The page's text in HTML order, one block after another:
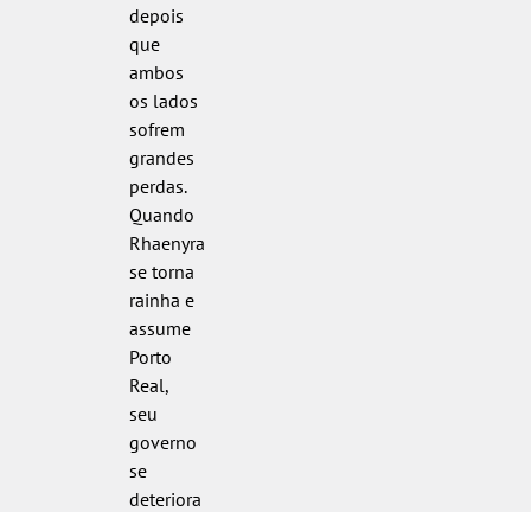
depois
que
ambos
os lados
sofrem
grandes
perdas.
Quando
Rhaenyra
se torna
rainha e
assume
Porto
Real,
seu
governo
se
deteriora